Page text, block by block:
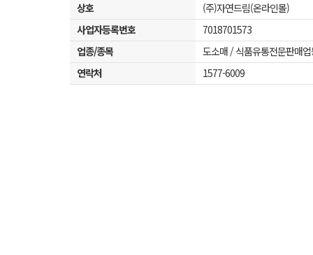
상호
(주)자연드림(온라인몰)
사업자등록번호
7018701573
업종/종목
도소매 / 식품유통전문판매
연락처
1577-6009